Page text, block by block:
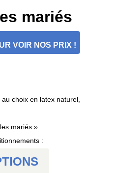
mariés
VOIR NOS PRIX !
choix en latex naturel,
mariés »
: